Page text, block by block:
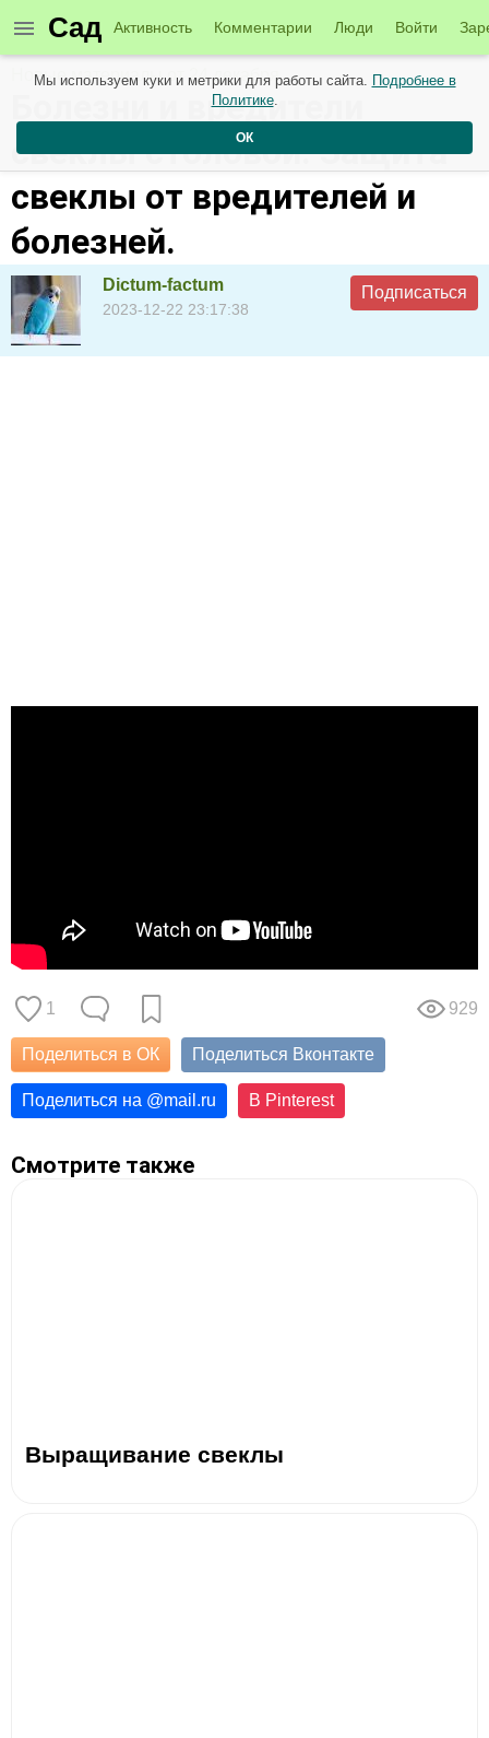
Сад Активность Комментарии Люди Войти
Новые материалы от 24 декабря
Болезни и вредители
свеклы столовой. Защита
свеклы от вредителей и
болезней.
Dictum-factum
2023-12-22 23:17:38
Подписаться
1 929
Поделиться в ОК Поделиться Вконтакте
Поделиться на @mail.ru В Pinterest
Смотрите также
Выращивание свеклы
Мы используем куки и метрики для работы сайта. Подробнее в
Политике.
ОК